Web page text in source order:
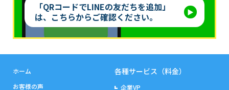
「QRコードでLINEの友だちを追加」
は、こちらからご確認ください。
ホーム
お客様の声
各種サービス（料金）
企業VP